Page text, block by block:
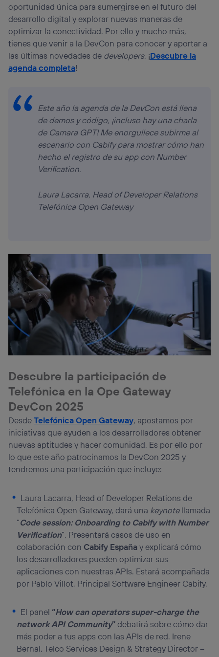
oportunidad única para sumergirse en el futuro del
desarrollo digital y explorar nuevas maneras de
optimizar la conectividad. Por ello y mucho más,
tienes que venir a la DevCon para conocer y aportar a
las últimas novedades de developers. ¡Descubre la
agenda completa!
Este año la agenda de la DevCon está llena
de demos y código, ¡incluso hay una charla
de Camara GPT! Me enorgullece subirme al
escenario con Cabify para mostrar cómo han
hecho el registro de su app con Number
Verification.
Laura Lacarra, Head of Developer Relations
Telefónica Open Gateway
Descubre la participación de
Telefónica en la Ope Gateway
DevCon 2025
DesdeTelefónica Open Gateway, apostamos por
iniciativas que ayuden a los desarrolladores obtener
nuevas aptitudes y hacer comunidad. Es por ello por
lo que este año patrocinamos la DevCon 2025 y
tendremos una participación que incluye:
Laura Lacarra, Head of Developer Relations de
Telefónica Open Gateway, dará una keynotellamada
“Code session: Onboarding to Cabify with Number
Verification”. Presentará casos de uso en
colaboración con Cabify Españay explicará cómo
los desarrolladores pueden optimizar sus
aplicaciones con nuestras APIs. Estará acompañada
por Pablo Villot, Principal Software Engineer Cabify.
El panel “How can operators super-charge the
network API Community”debatirá sobre cómo dar
más poder a tus apps con las APIs de red. Irene
Bernal, Telco Services Design & Strategy Director –
navegación del usuario del móvil.
Puedes gestionar los consentimientos Utiq seleccionando
“Administrar Utiq” en la parte inferior de esta página web o
portal de privacidad de Utiq
(“consenthub”). Para más información, consulta
la política de privacidad de Utiq.